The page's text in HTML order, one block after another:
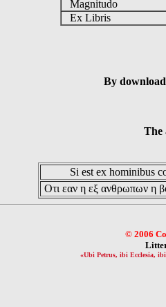
Magnitudo
Ex Libris
By
The
Si est ex hominibus
Οτι εαν η εξ ανθρωπων η
© 2006
«Ubi Petrus, ibi Ecclesia,